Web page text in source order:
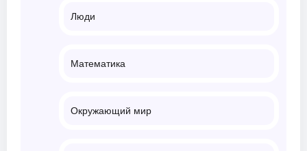
Люди
Математика
Окружающий мир